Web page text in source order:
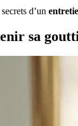
d’un
sa